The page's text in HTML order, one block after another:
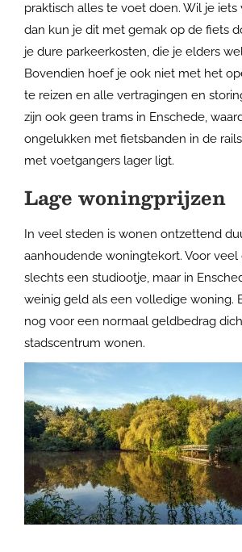
praktisch alles te voet doen. Wil je iets
dan kun je dit met gemak op de fiets
je dure parkeerkosten, die je elders
Bovendien hoef je ook niet met het
te reizen en alle vertragingen en
zijn ook geen trams in Enschede,
ongelukken met fietsbanden in de
met voetgangers lager ligt.
Lage woningprijzen
In veel steden is wonen ontzettend
aanhoudende woningtekort. Voor
slechts een studiootje, maar in
weinig geld als een volledige woning.
nog voor een normaal geldbedrag
stadscentrum wonen.